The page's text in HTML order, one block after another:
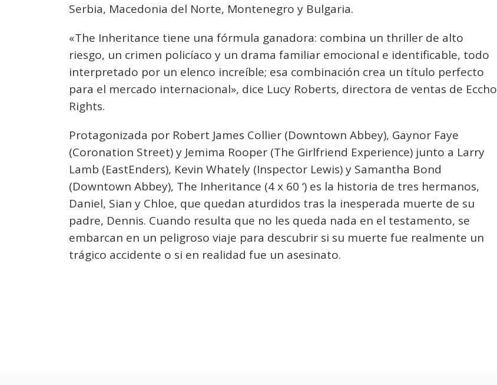
Serbia, Macedonia del Norte, Montenegro y Bulgaria.
«The Inheritance tiene una fórmula ganadora: combina un thriller de alto
riesgo, un crimen policíaco y un drama familiar emocional e identificable, todo
interpretado por un elenco increíble; esa combinación crea un título perfecto
para el mercado internacional», dice Lucy Roberts, directora de ventas de Eccho
Rights.
Protagonizada por Robert James Collier (Downtown Abbey), Gaynor Faye
(Coronation Street) y Jemima Rooper (The Girlfriend Experience) junto a Larry
Lamb (EastEnders), Kevin Whately (Inspector Lewis) y Samantha Bond
(Downtown Abbey), The Inheritance (4 x 60 ‘) es la historia de tres hermanos,
Daniel, Sian y Chloe, que quedan aturdidos tras la inesperada muerte de su
padre, Dennis. Cuando resulta que no les queda nada en el testamento, se
embarcan en un peligroso viaje para descubrir si su muerte fue realmente un
trágico accidente o si en realidad fue un asesinato.